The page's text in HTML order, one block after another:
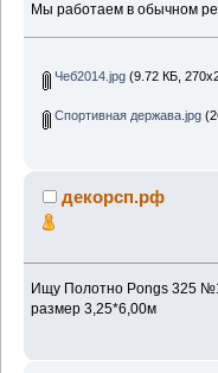
Мы работаем в обычном
Чеб2014.jpg(9.72 КБ,
Спортивная держава.jpg
декорсп.рф
Ищу Полотно Pongs 325
размер 3,25*6,00м